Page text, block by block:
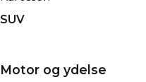
SUV
Motor og ydelse